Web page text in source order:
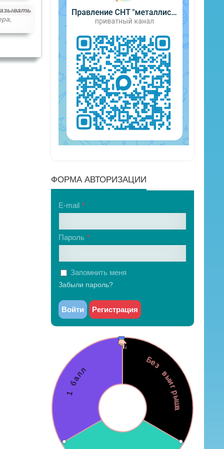
ФОРМА АВТОРИЗАЦИИ
E-mail
Пароль
Запомнить меня
Забыли пароль?
Войти Регистрация